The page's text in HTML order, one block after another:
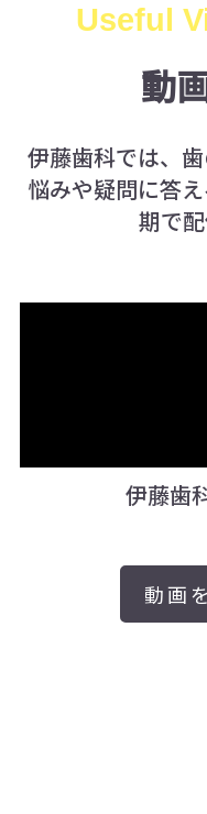
Useful
動
伊藤歯科では、
悩みや疑問に答
期で配
伊藤歯
動画